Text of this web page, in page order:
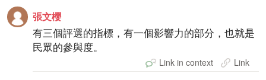
張文櫻
有三個評選的指標，有一個影響力的部分，也就是
民眾的參與度。
Link in context Link